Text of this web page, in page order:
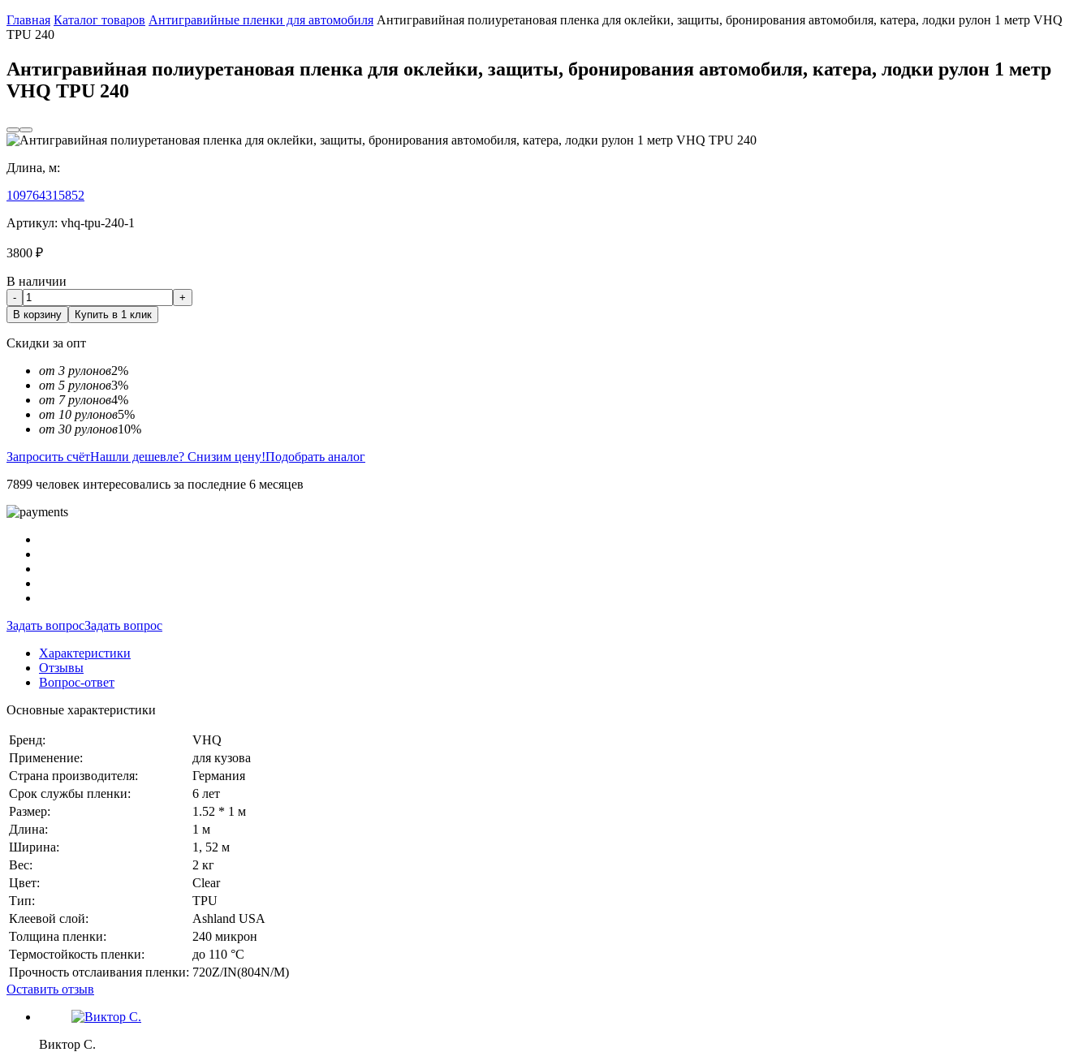
Главная Каталог товаров Антигравийные пленки для автомобиля Антигравийная полиуретановая пленка для оклейки, защиты, бронирования автомобиля, катера, лодки рулон 1 метр VHQ
TPU 240
Антигравийная полиуретановая пленка для оклейки, защиты, бронирования автомобиля, катера, лодки рулон 1 метр
VHQ TPU 240
Длина, м:
109764315852
Артикул: vhq-tpu-240-1
3800 ₽
В наличии
-
+
В корзину
Купить в 1 клик
Скидки за опт
от 3 рулонов2%
от 5 рулонов3%
от 7 рулонов4%
от 10 рулонов5%
от 30 рулонов10%
Запросить счётНашли дешевле? Снизим цену!Подобрать аналог
7899 человек интересовались за последние 6 месяцев
Задать вопросЗадать вопрос
Характеристики
Отзывы
Вопрос-ответ
Основные характеристики
Бренд:
VHQ
Применение:
для кузова
Страна производителя:
Германия
Срок службы пленки:
6 лет
Размер:
1.52 * 1 м
Длина:
1 м
Ширина:
1, 52 м
Вес:
2 кг
Цвет:
Сlear
Тип:
TPU
Клеевой слой:
Ashland USA
Толщина пленки:
240 микрон
Термостойкость пленки:
до 110 °C
Прочность отслаивания пленки: 720Z/IN(804N/M)
Оставить отзыв
Виктор С.